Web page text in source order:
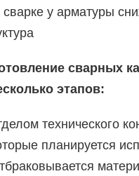
у арматуры
сварных
этапов:
технического
планируется